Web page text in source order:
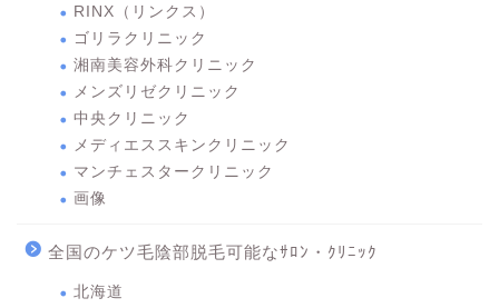
RINX（リンクス）
ゴリラクリニック
湘南美容外科クリニック
メンズリゼクリニック
中央クリニック
メディエススキンクリニック
マンチェスタークリニック
画像
全国のケツ毛陰部脱毛可能なｻﾛﾝ・ｸﾘﾆｯｸ
北海道